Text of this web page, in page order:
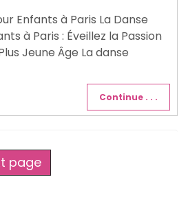
Enfants à Paris La Danse
à Paris : Éveillez la Passion
Jeune Âge La danse
Continue . . .
page